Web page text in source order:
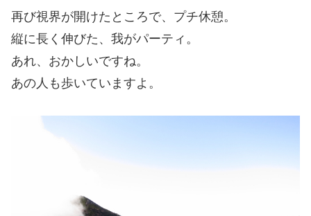
再び視界が開けたところで、プチ休憩。
縦に長く伸びた、我がパーティ。
あれ、おかしいですね。
あの人も歩いていますよ。